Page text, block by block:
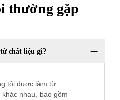
thường gặp
chất liệu gì?
tôi được làm từ
nhau, bao gồm